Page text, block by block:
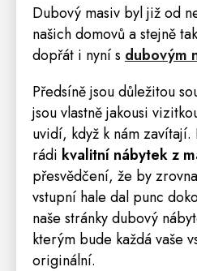
Dubový masiv byl již od
našich domovů a stejně
dopřát i nyní s dubovým
Předsínějsou důležitou
jsou vlastně jakousi
uvidí, když k nám zavítají.
rádi kvalitní nábytek z
přesvědčení, že by
vstupní hale dal punc
naše stránky dubový
kterým bude každá vaše
originální.